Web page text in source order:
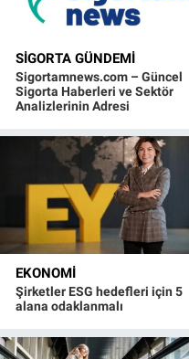
SIGORTA GÜNDEMI
Sigortamnews.com – Güncel
Sigorta Haberleri ve Sektör
Analizlerinin Adresi
EKONOMI
Şirketler ESG hedefleri için 5
alana odaklanmalı